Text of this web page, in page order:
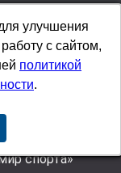
улучшения
с сайтом,
политикой
.
спорта»